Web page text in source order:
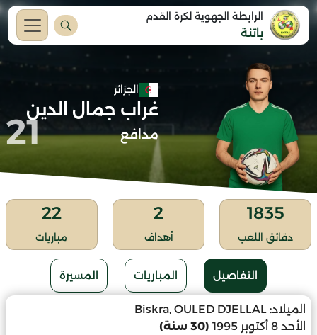
الرابطة الجهوية لكرة القدم
باتنة
الجزائر
غراب جمال الدين
مدافع 21
1835
دقائق اللعب
2
أهداف
22
مباريات
التفاصيل المباريات المسيرة
الميلاد: Biskra, OULED DJELLAL
الأحد 8 أكتوبر 1995
(30 سنة)